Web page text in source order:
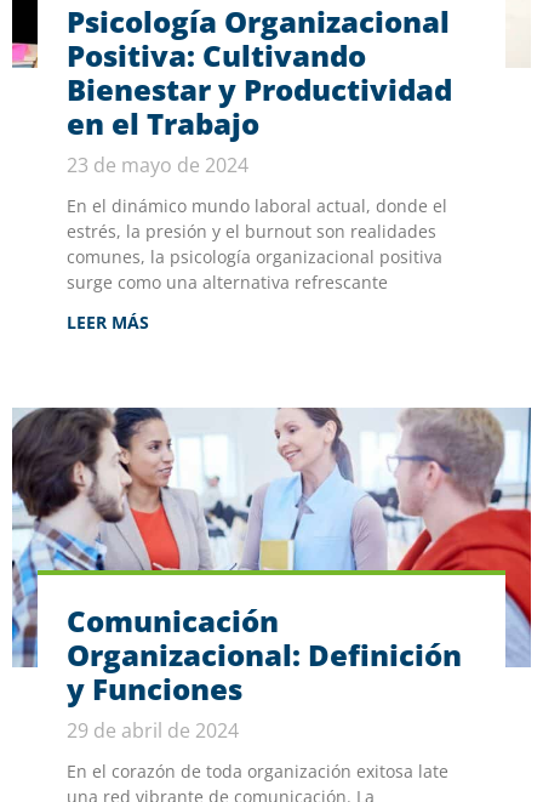
Psicología Organizacional
Positiva: Cultivando
Bienestar y Productividad
en el Trabajo
23 de mayo de 2024
En el dinámico mundo laboral actual, donde el
estrés, la presión y el burnout son realidades
comunes, la psicología organizacional positiva
surge como una alternativa refrescante
LEER MÁS
Comunicación
Organizacional: Definición
y Funciones
29 de abril de 2024
En el corazón de toda organización exitosa late
una red vibrante de comunicación. La